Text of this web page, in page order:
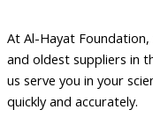
At Al-Hayat
and oldest suppliers in
us serve you in your
quickly and accurately.